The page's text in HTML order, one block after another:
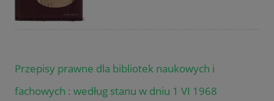
Przepisy prawne dla bibliotek naukowych i
fachowych : według stanu w dniu 1 VI 1968